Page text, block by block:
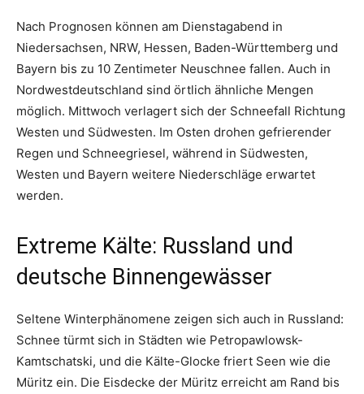
Nach Prognosen können am Dienstagabend in
Niedersachsen, NRW, Hessen, Baden-Württemberg und
Bayern bis zu 10 Zentimeter Neuschnee fallen. Auch in
Nordwestdeutschland sind örtlich ähnliche Mengen
möglich. Mittwoch verlagert sich der Schneefall Richtung
Westen und Südwesten. Im Osten drohen gefrierender
Regen und Schneegriesel, während in Südwesten,
Westen und Bayern weitere Niederschläge erwartet
werden.
Extreme Kälte: Russland und
deutsche Binnengewässer
Seltene Winterphänomene zeigen sich auch in Russland:
Schnee türmt sich in Städten wie Petropawlowsk-
Kamtschatski, und die Kälte-Glocke friert Seen wie die
Müritz ein. Die Eisdecke der Müritz erreicht am Rand bis